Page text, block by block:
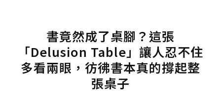
書竟然成了桌腳？這張
「Delusion Table」讓人忍不住
多看兩眼，彷彿書本真的撐起整
張桌子